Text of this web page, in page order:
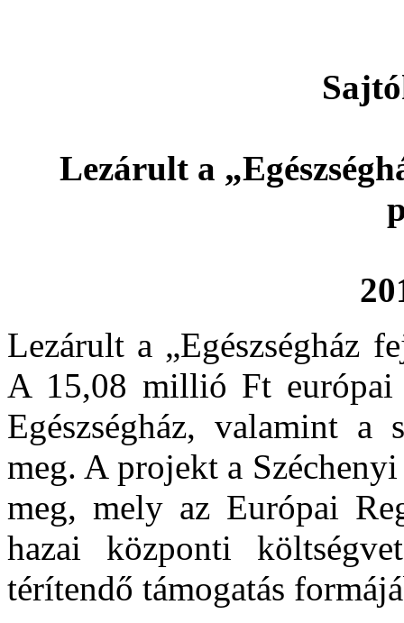
Lezárult a
Lezárult a „Egészségház
A 15,08 millió Ft európai
Egészségház, valamint a
meg. A projekt a
meg, mely az Európai
hazai központi
térítendő támogatás